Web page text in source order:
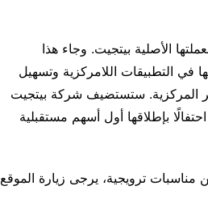
الأصلية بيتجيت. وجاء هذا
في التطبيقات اللامركزية وتسهيل
المركزية. ستستضيف شركة بيتجيت
لمستخدميها، وذلك احتفالًا بإطلاقها أول أسهم مستقبلية
مناسبات ترويجية، يرجى زيارة الموقع